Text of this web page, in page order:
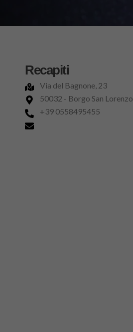
Recapiti
Via del Bagnone, 23
50032 - Borgo San Lorenzo
+39 0558495455